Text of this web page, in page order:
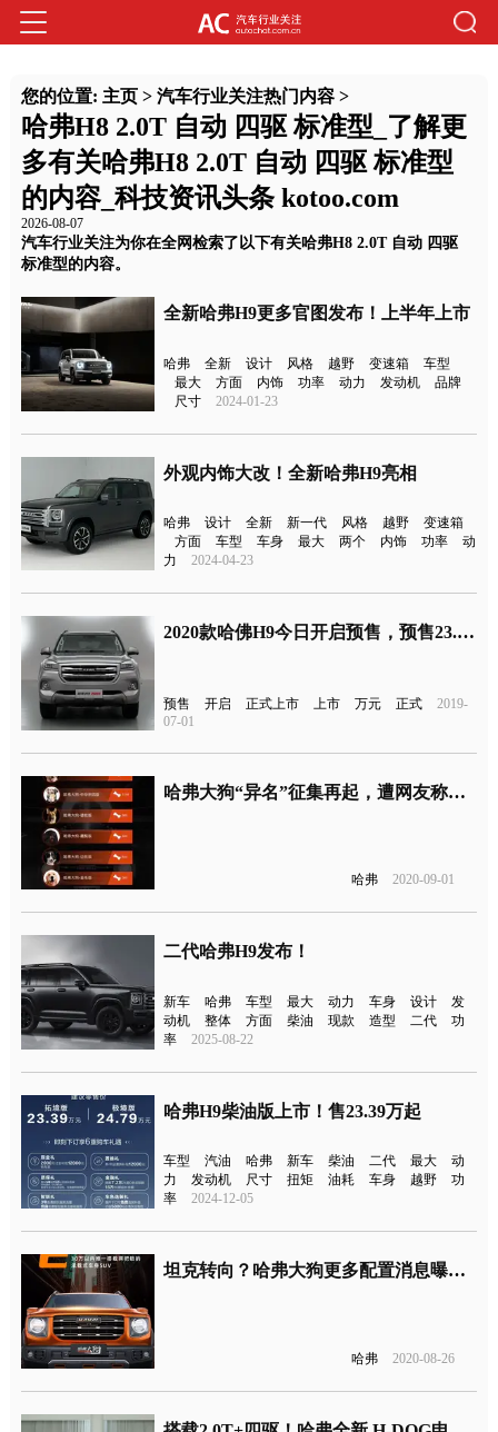
您的位置: 主页> 汽车行业关注热门内容>
哈弗H8 2.0T 自动 四驱 标准型_了解更
多有关哈弗H8 2.0T 自动 四驱 标准型
的内容_科技资讯头条 kotoo.com
2026-08-07
汽车行业关注为你在全网检索了以下有关哈弗H8 2.0T 自动 四驱
标准型的内容。
全新哈弗H9更多官图发布！上半年上市
哈弗 全新 设计 风格 越野 变速箱
车型
最大
方面 内饰 功率 动力 发动机
品牌
尺寸
2024-01-23
外观内饰大改！全新哈弗H9亮相
哈弗 设计 全新 新一代 风格 越野
变速箱
方面
车型 车身 最大 两个 内饰 功率
动
力
2024-04-23
2020款哈佛H9今日开启预售，预售23.18-25.78万元，8元正式上市
预售 开启 正式上市 上市 万元 正式
2019-
07-01
哈弗大狗“异名”征集再起，遭网友称其只为营销炒作
哈弗 2020-09-01
二代哈弗H9发布！
新车 哈弗 车型 最大 动力 车身 设计
发
动机
整体 方面 柴油 现款 造型 二代
功
率
2025-08-22
哈弗H9柴油版上市！售23.39万起
车型 汽油 哈弗 新车 柴油 二代 最大
动
力
发动机 尺寸 扭矩 油耗 车身 越野
功
率
2024-12-05
坦克转向？哈弗大狗更多配置消息曝光，预计9月开售
哈弗 2020-08-26